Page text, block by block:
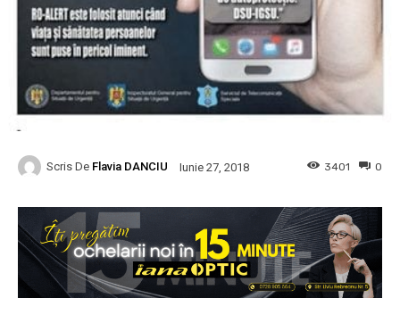
Scris De Flavia DANCIU Iunie 27, 2018 0
3401